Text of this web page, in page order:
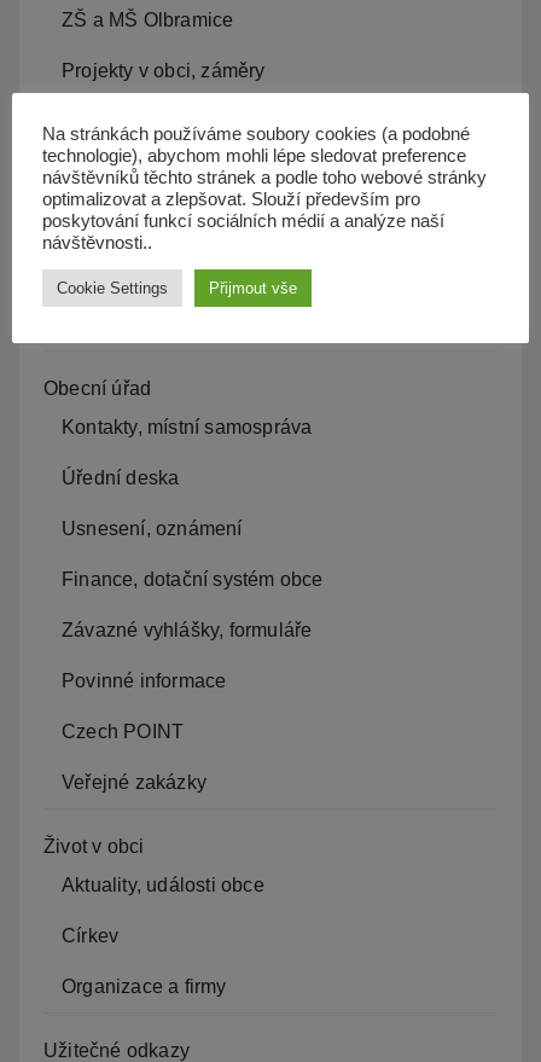
ZŠ a MŠ Olbramice
Projekty v obci, záměry
Kanalizace
Územní plán
Občan server
Obecní úřad
Kontakty, místní samospráva
Úřední deska
Usnesení, oznámení
Finance, dotační systém obce
Závazné vyhlášky, formuláře
Povinné informace
Czech POINT
Veřejné zakázky
Život v obci
Aktuality, události obce
Církev
Organizace a firmy
Užitečné odkazy
Na stránkách používáme soubory cookies (a podobné
technologie), abychom mohli lépe sledovat preference
návštěvníků těchto stránek a podle toho webové stránky
optimalizovat a zlepšovat. Slouží především pro
poskytování funkcí sociálních médií a analýze naší
návštěvnosti..
Cookie Settings Přijmout vše